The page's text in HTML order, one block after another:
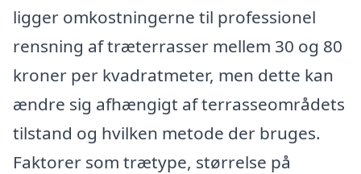
ligger omkostningerne til professionel
rensning af træterrasser mellem 30 og 80
kroner per kvadratmeter, men dette kan
ændre sig afhængigt af terrasseområdets
tilstand og hvilken metode der bruges.
Faktorer som trætype, størrelse på